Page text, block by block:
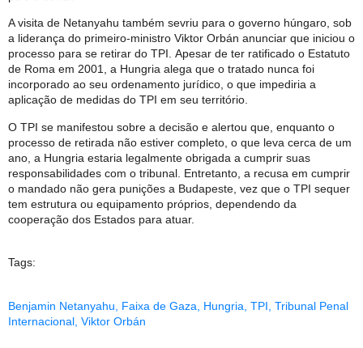
A visita de Netanyahu também sevriu para o governo húngaro, sob
a liderança do primeiro-ministro Viktor Orbán anunciar que iniciou o
processo para se retirar do TPI. Apesar de ter ratificado o Estatuto
de Roma em 2001, a Hungria alega que o tratado nunca foi
incorporado ao seu ordenamento jurídico, o que impediria a
aplicação de medidas do TPI em seu território.
O TPI se manifestou sobre a decisão e alertou que, enquanto o
processo de retirada não estiver completo, o que leva cerca de um
ano, a Hungria estaria legalmente obrigada a cumprir suas
responsabilidades com o tribunal. Entretanto, a recusa em cumprir
o mandado não gera punições a Budapeste, vez que o TPI sequer
tem estrutura ou equipamento próprios, dependendo da
cooperação dos Estados para atuar.
Tags:
Benjamin Netanyahu Faixa de Gaza Hungria TPI Tribunal Penal
Internacional Viktor Orbán